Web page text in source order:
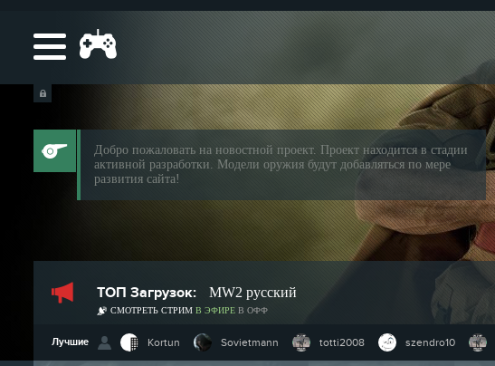
Добро пожаловать на новостной проект. Проект находится в стадии
активной разработки. Модели оружия будут добавляться по мере
развития сайта!
СМОТРЕТЬ СТРИМ В ЭФИРЕ В ОФФ
ТОП Загрузок: MW2 русский
Лучшие Kortun Sovietmann totti2008 szendro10